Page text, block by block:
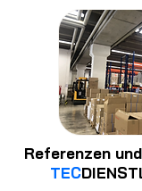
Referenzen
TEC